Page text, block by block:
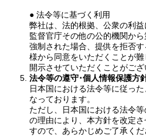
● 法令等に基づく利用
弊社は、法的根拠、公衆の利益
監督官庁その他の公的機関か
強制された場合、提供を拒否
様から同意をいただくことが
開示させていただくことがござ
法令等の遵守･個人情報保護方
日本国における法令等に従っ
なっております。
ただし、日本国における法令
の理由により、本方針を改定
すので、あらかじめご了承くだ